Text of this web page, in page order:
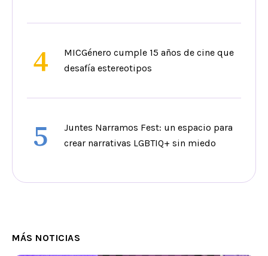
4
MICGénero cumple 15 años de cine que
desafía estereotipos
5
Juntes Narramos Fest: un espacio para
crear narrativas LGBTIQ+ sin miedo
MÁS NOTICIAS